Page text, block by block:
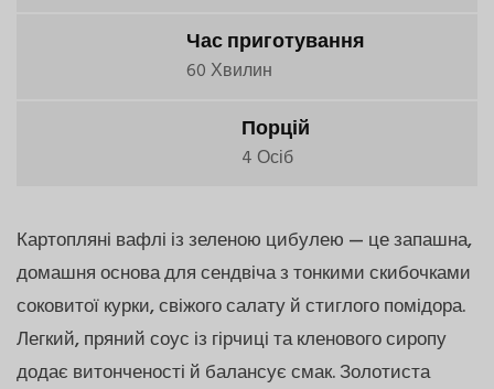
Час приготування
60 Хвилин
Порцій
4 Осіб
Картопляні вафлі із зеленою цибулею — це запашна,
домашня основа для сендвіча з тонкими скибочками
соковитої курки, свіжого салату й стиглого помідора.
Легкий, пряний соус із гірчиці та кленового сиропу
додає витонченості й балансує смак. Золотиста